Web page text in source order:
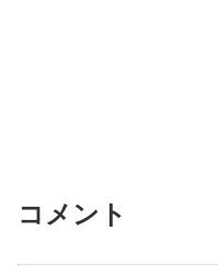
コメント